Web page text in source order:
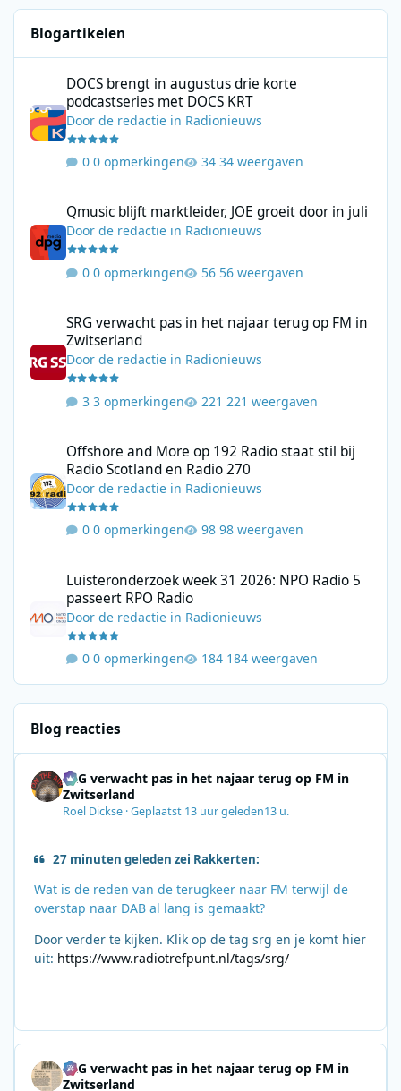
Blogartikelen
DOCS brengt in augustus drie korte
podcastseries met DOCS KRT
Doorde redactie in Radionieuws
0 opmerkingen 34 weergaven
Qmusic blijft marktleider, JOE groeit door in juli
Doorde redactie in Radionieuws
0 opmerkingen 56 weergaven
SRG verwacht pas in het najaar terug op FM in
Zwitserland
Doorde redactie in Radionieuws
3 opmerkingen 221 weergaven
Offshore and More op 192 Radio staat stil bij
Radio Scotland en Radio 270
Doorde redactie in Radionieuws
0 opmerkingen 98 weergaven
Luisteronderzoek week 31 2026: NPO Radio 5
passeert RPO Radio
Doorde redactie in Radionieuws
0 opmerkingen 184 weergaven
Blog reacties
SRG verwacht pas in het najaar terug op FM in
Zwitserland
Roel Dickse ·Geplaatst 13 uur geleden13 u.
27 minuten geleden zei Rakkerten:
Wat is de reden van de terugkeer naar FM terwijl de
overstap naar DAB al lang is gemaakt?
Door verder te kijken. Klik op de tag srg en je komt hier
uit: https://www.radiotrefpunt.nl/tags/srg/
SRG verwacht pas in het najaar terug op FM in
Zwitserland